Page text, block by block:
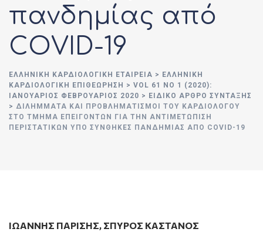
πανδημίας από
COVID-19
ΕΛΛΗΝΙΚΉ ΚΑΡΔΙΟΛΟΓΙΚΉ ΕΤΑΙΡΕΊΑ > ΕΛΛΗΝΙΚΗ
ΚΑΡΔΙΟΛΟΓΙΚΗ ΕΠΙΘΕΩΡΗΣΗ > VOL 61 NO 1 (2020):
ΙΑΝΟΥΆΡΙΟΣ ΦΕΒΡΟΥΆΡΙΟΣ 2020 > ΕΙΔΙΚΟ ΑΡΘΡΟ ΣΥΝΤΑΞΗΣ
> ΔΙΛΉΜΜΑΤΑ ΚΑΙ ΠΡΟΒΛΗΜΑΤΙΣΜΟΊ ΤΟΥ ΚΑΡΔΙΟΛΌΓΟΥ
ΣΤΟ ΤΜΉΜΑ ΕΠΕΙΓΌΝΤΩΝ ΓΙΑ ΤΗΝ ΑΝΤΙΜΕΤΏΠΙΣΗ
ΠΕΡΙΣΤΑΤΙΚΏΝ ΥΠΌ ΣΥΝΘΉΚΕΣ ΠΑΝΔΗΜΊΑΣ ΑΠΌ COVID-19
ΙΩΆΝΝΗΣ ΠΑΡΊΣΗΣ, ΣΠΎΡΟΣ ΚΑΣΤΑΝΌΣ